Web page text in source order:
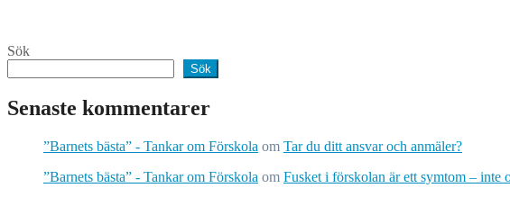
Sök
Sök
Senaste kommentarer
”Barnets bästa” - Tankar om Förskola om Tar du ditt ansvar och anmäler?
”Barnets bästa” - Tankar om Förskola om Fusket i förskolan är ett symtom – inte